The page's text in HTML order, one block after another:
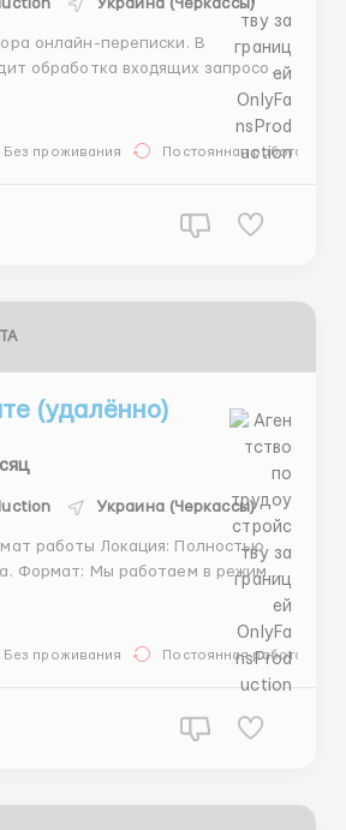
Украина (Черкассы)
онлайн-переписки. В
обработка входящих запросов
клиентами, согласование
ПК или ноутбука. Удобный формат
Без проживания Постоянная работа
(удалённо)
Украина (Черкассы)
Полностью
с демонстрацией экрана. Это
адаптироваться, оперативно
Без проживания Постоянная работа